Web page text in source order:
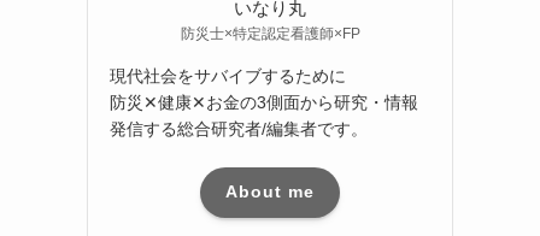
いなり丸
防災士×特定認定看護師×FP
現代社会をサバイブするために
防災✕健康✕お金の3側面から研究・情報
発信する総合研究者/編集者です。
About me